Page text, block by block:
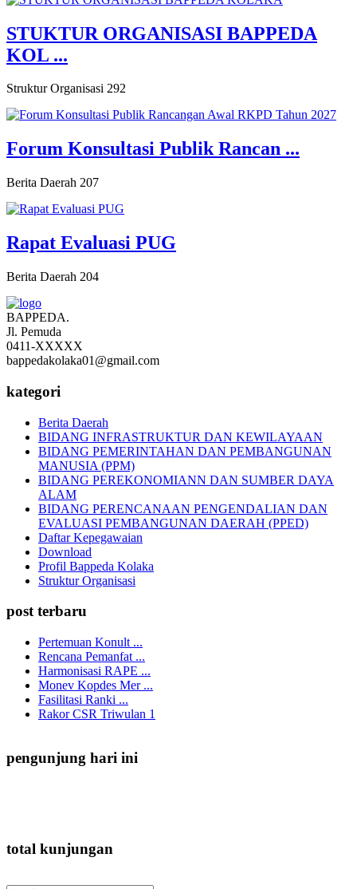
STUKTUR ORGANISASI BAPPEDA
KOL ...
Struktur Organisasi 292
Forum Konsultasi Publik Rancan ...
Berita Daerah 207
Rapat Evaluasi PUG
Berita Daerah 204
BAPPEDA.
Jl. Pemuda
0411-XXXXX
bappedakolaka01@gmail.com
kategori
Berita Daerah
BIDANG INFRASTRUKTUR DAN KEWILAYAAN
BIDANG PEMERINTAHAN DAN PEMBANGUNAN
MANUSIA (PPM)
BIDANG PEREKONOMIANN DAN SUMBER DAYA
ALAM
BIDANG PERENCANAAN PENGENDALIAN DAN
EVALUASI PEMBANGUNAN DAERAH (PPED)
Daftar Kepegawaian
Download
Profil Bappeda Kolaka
Struktur Organisasi
post terbaru
Pertemuan Konult ...
Rencana Pemanfat ...
Harmonisasi RAPE ...
Monev Kopdes Mer ...
Fasilitasi Ranki ...
Rakor CSR Triwulan 1
pengunjung hari ini
total kunjungan